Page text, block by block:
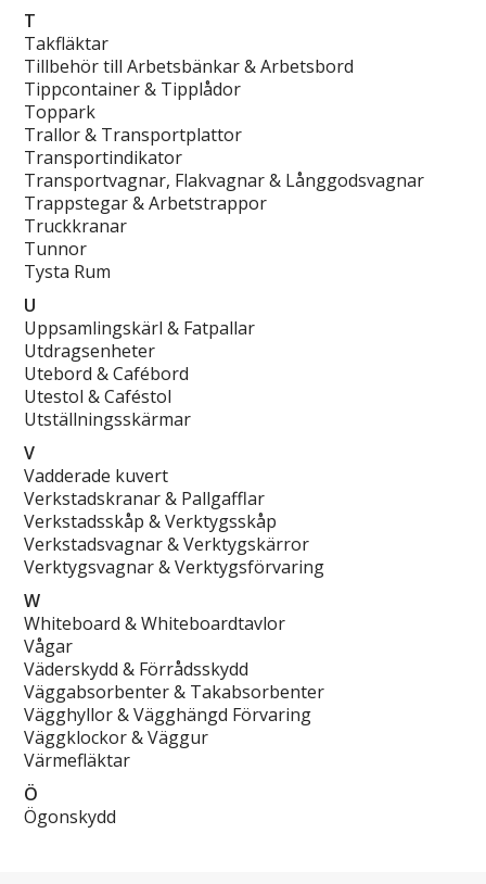
T
Takfläktar
Tillbehör till Arbetsbänkar & Arbetsbord
Tippcontainer & Tipplådor
Toppark
Trallor & Transportplattor
Transportindikator
Transportvagnar, Flakvagnar & Långgodsvagnar
Trappstegar & Arbetstrappor
Truckkranar
Tunnor
Tysta Rum
U
Uppsamlingskärl & Fatpallar
Utdragsenheter
Utebord & Cafébord
Utestol & Caféstol
Utställningsskärmar
V
Vadderade kuvert
Verkstadskranar & Pallgafflar
Verkstadsskåp & Verktygsskåp
Verkstadsvagnar & Verktygskärror
Verktygsvagnar & Verktygsförvaring
W
Whiteboard & Whiteboardtavlor
Vågar
Väderskydd & Förrådsskydd
Väggabsorbenter & Takabsorbenter
Vägghyllor & Vägghängd Förvaring
Väggklockor & Väggur
Värmefläktar
Ö
Ögonskydd